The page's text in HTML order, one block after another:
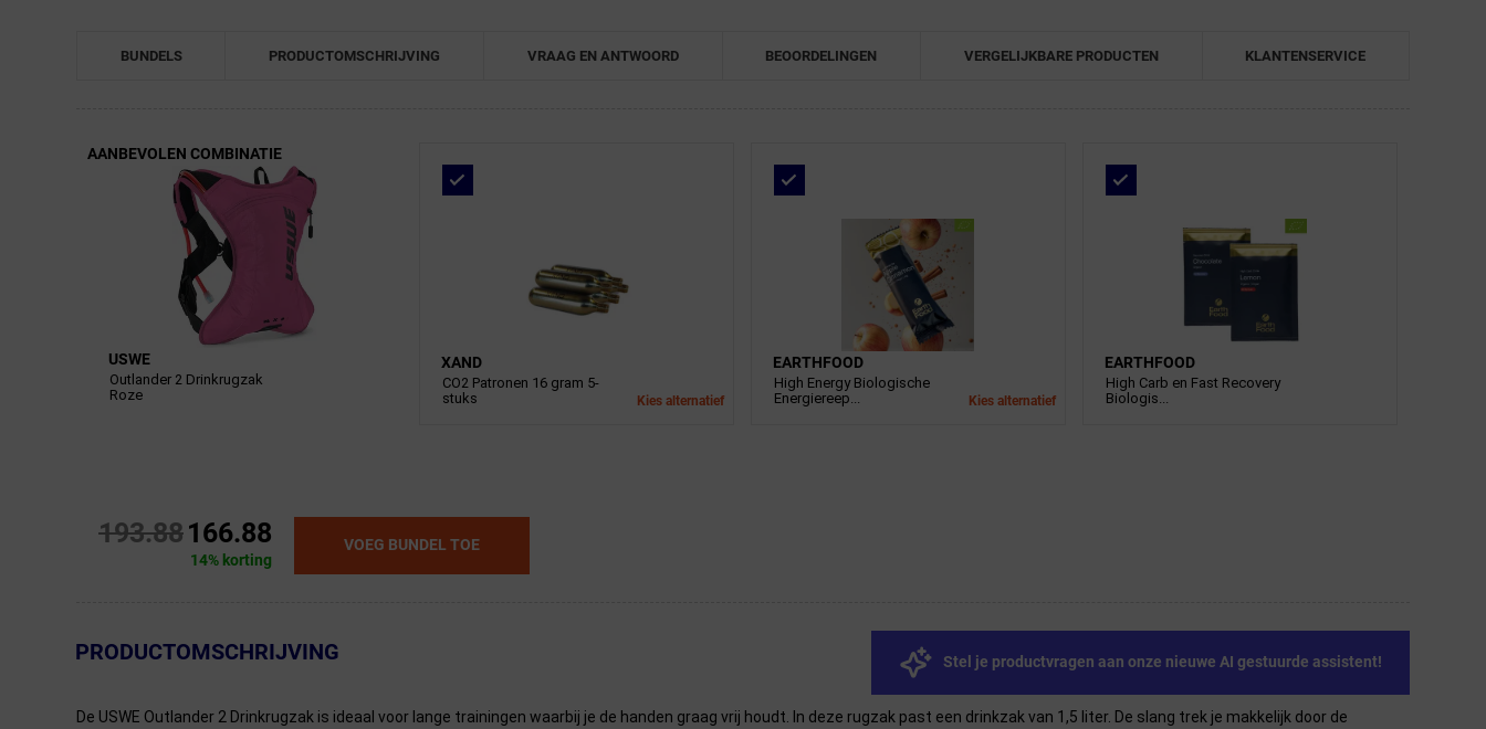
BUNDELS PRODUCTOMSCHRIJVING VRAAG EN ANTWOORD BEOORDELINGEN VERGELIJKBARE PRODUCTEN KLANTENSERVICE
AANBEVOLEN COMBINATIE
USWE
Outlander 2 Drinkrugzak
Roze
XAND
CO2 Patronen 16 gram 5-
stuks
Kies alternatief
EARTHFOOD
High Energy Biologische
Energiereep...
Kies alternatief
EARTHFOOD
High Carb en Fast Recovery
Biologis...
193.88166.88
14% korting
VOEG BUNDEL TOE
← Terug naar productnavigatie
PRODUCTOMSCHRIJVING Stel je productvragen aan onze nieuwe AI gestuurde assistent!
De USWE Outlander 2 Drinkrugzak is ideaal voor lange trainingen waarbij je de handen graag vrij houdt. In deze rugzak past een drinkzak van 1,5 liter. De slang trek je makkelijk door de